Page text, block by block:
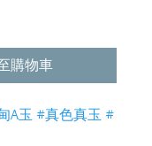
購物車
A玉 #真色真玉 #